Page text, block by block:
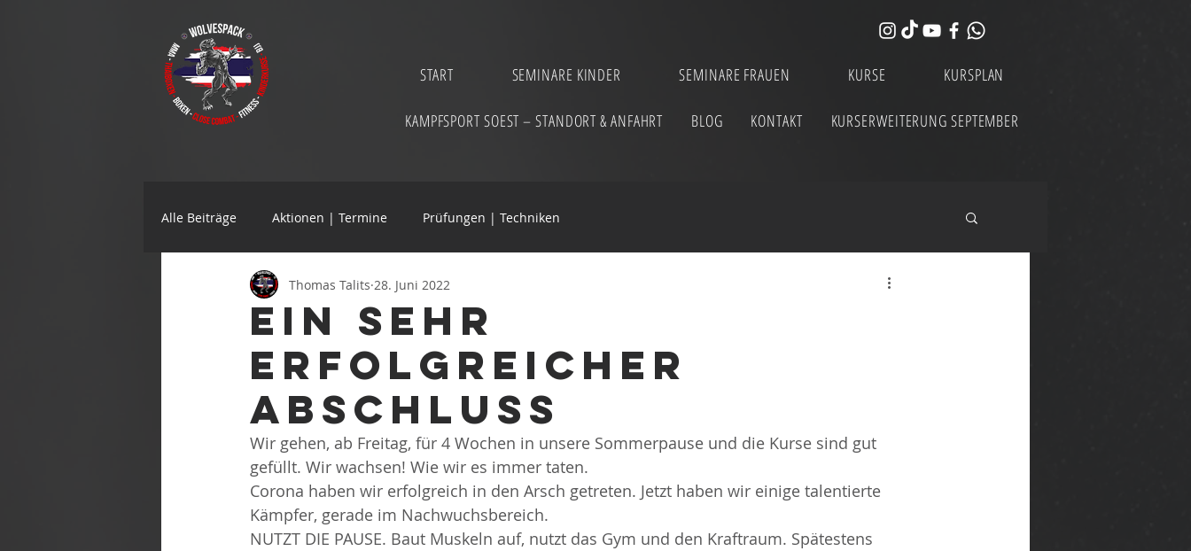
START SEMINARE KINDER SEMINARE FRAUEN KURSE KURSPLAN
KAMPFSPORT SOEST – STANDORT & ANFAHRT BLOG KONTAKT KURSERWEITERUNG SEPTEMBER
Alle Beiträge Aktionen | Termine Prüfungen | Techniken
Ein sehr
erfolgreicher
abschluss
Thomas Talits 28. Juni 2022
Wir gehen, ab Freitag, für 4 Wochen in unsere Sommerpause und die Kurse sind gut
gefüllt. Wir wachsen! Wie wir es immer taten.
Corona haben wir erfolgreich in den Arsch getreten. Jetzt haben wir einige talentierte
Kämpfer, gerade im Nachwuchsbereich.
NUTZT DIE PAUSE. Baut Muskeln auf, nutzt das Gym und den Kraftraum. Spätestens